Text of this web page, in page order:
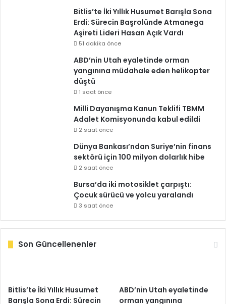
Bitlis’te İki Yıllık Husumet Barışla Sona
Erdi: Sürecin Başrolünde Atmanega
Aşireti Lideri Hasan Açık Vardı
51 dakika önce
ABD’nin Utah eyaletinde orman
yangınına müdahale eden helikopter
düştü
1 saat önce
Milli Dayanışma Kanun Teklifi TBMM
Adalet Komisyonunda kabul edildi
2 saat önce
Dünya Bankası’ndan Suriye’nin finans
sektörü için 100 milyon dolarlık hibe
2 saat önce
Bursa’da iki motosiklet çarpıştı:
Çocuk sürücü ve yolcu yaralandı
3 saat önce
Son Güncellenenler
Bitlis’te İki Yıllık Husumet
Barışla Sona Erdi: Sürecin
ABD’nin Utah eyaletinde
orman yangınına